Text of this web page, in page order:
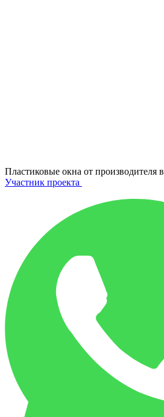
Пластиковые окна от производителя в
Участник проекта